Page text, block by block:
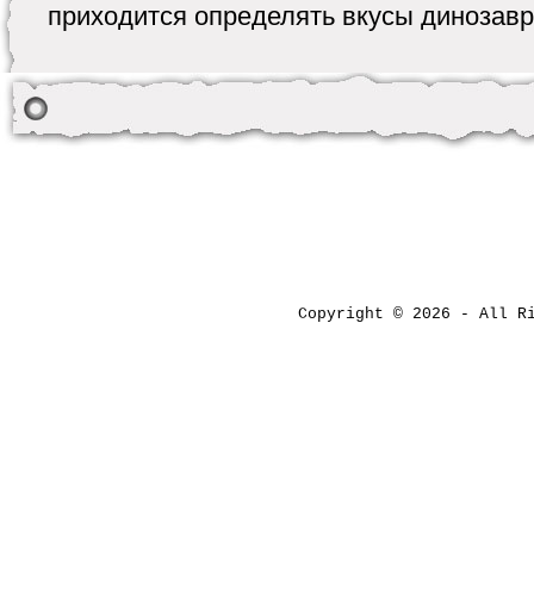
приходит­ся определять вкусы
Copyright © 2026 - All